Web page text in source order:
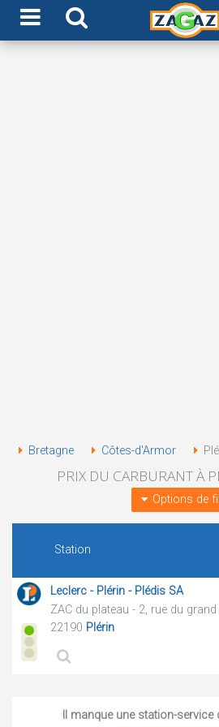
Bretagne Côtes-d'Armor
PRIX DU CARBURANT À
Options de
Station
Leclerc - Plérin - Plédis SA
ZAC du plateau - 2, rue du
22190 Plérin
Il manque une station-service